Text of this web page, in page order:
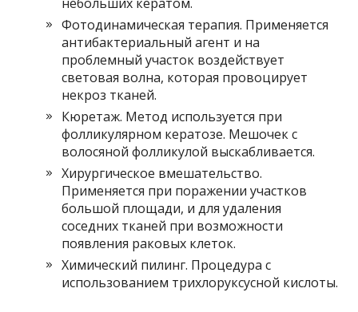
Фотодинамическая терапия. Применяется
антибактериальный агент и на
проблемный участок воздействует
световая волна, которая провоцирует
некроз тканей.
Кюретаж. Метод используется при
фолликулярном кератозе. Мешочек с
волосяной фолликулой выскабливается.
Хирургическое вмешательство.
Применяется при поражении участков
большой площади, и для удаления
соседних тканей при возможности
появления раковых клеток.
Химический пилинг. Процедура с
использованием трихлоруксусной кислоты.